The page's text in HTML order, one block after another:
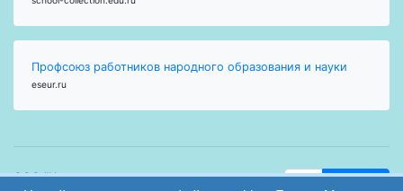
Профсоюз работников народного образования и науки
eseur.ru
ООО "Центр
Найти